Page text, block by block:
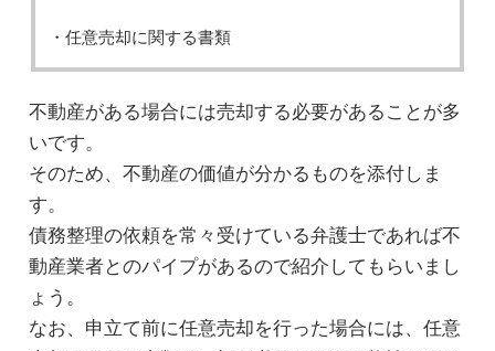
・任意売却に関する書類
不動産がある場合には売却する必要があることが多
いです。
そのため、不動産の価値が分かるものを添付しま
す。
債務整理の依頼を常々受けている弁護士であれば不
動産業者とのパイプがあるので紹介してもらいまし
ょう。
なお、申立て前に任意売却を行った場合には、任意